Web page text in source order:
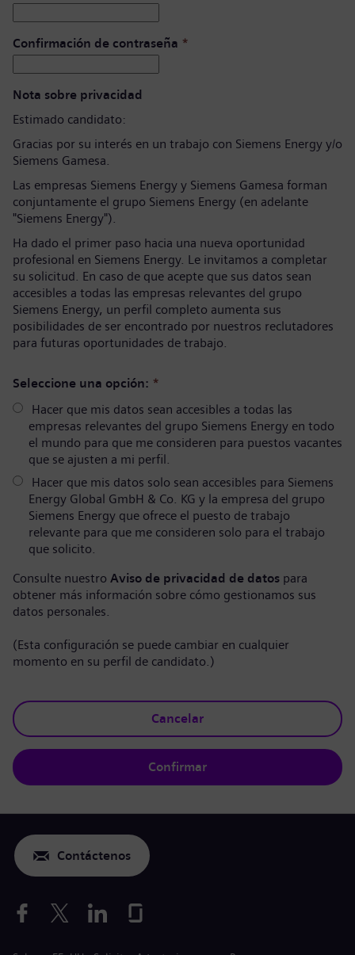
Confirmación de contraseña *
Nota sobre privacidad
Estimado candidato:
Gracias por su interés en un trabajo con Siemens Energy y/o
Siemens Gamesa.
Las empresas Siemens Energy y Siemens Gamesa forman
conjuntamente el grupo Siemens Energy (en adelante
"Siemens Energy").
Ha dado el primer paso hacia una nueva oportunidad
profesional en Siemens Energy. Le invitamos a completar
su solicitud. En caso de que acepte que sus datos sean
accesibles a todas las empresas relevantes del grupo
Siemens Energy, un perfil completo aumenta sus
posibilidades de ser encontrado por nuestros reclutadores
para futuras oportunidades de trabajo.
Seleccione una opción: *
Hacer que mis datos sean accesibles a todas las
empresas relevantes del grupo Siemens Energy en todo
el mundo para que me consideren para puestos vacantes
que se ajusten a mi perfil.
Hacer que mis datos solo sean accesibles para Siemens
Energy Global GmbH & Co. KG y la empresa del grupo
Siemens Energy que ofrece el puesto de trabajo
relevante para que me consideren solo para el trabajo
que solicito.
Consulte nuestro Aviso de privacidad de datos para
obtener más información sobre cómo gestionamos sus
datos personales.
(Esta configuración se puede cambiar en cualquier
momento en su perfil de candidato.)
Cancelar
Confirmar
Contáctenos